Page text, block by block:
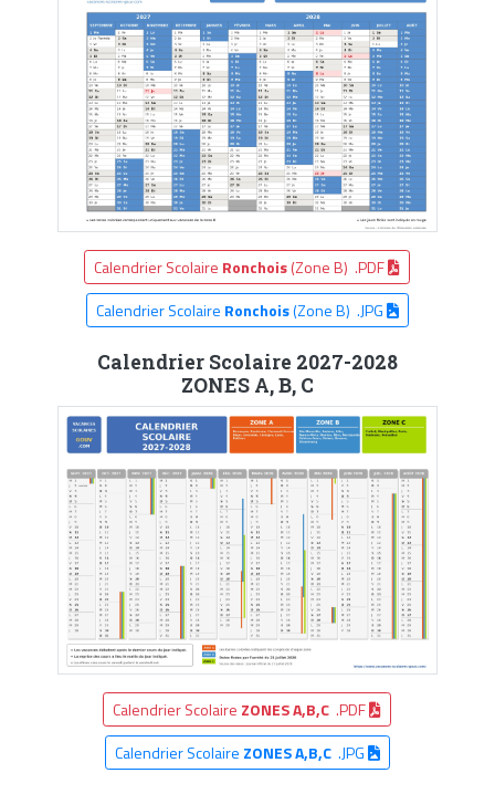
Calendrier Scolaire Ronchois(Zone B) .PDF
Calendrier Scolaire Ronchois(Zone B) .JPG
Calendrier Scolaire 2027-2028
ZONES A, B, C
Calendrier Scolaire ZONES A,B,C .PDF
Calendrier Scolaire ZONES A,B,C.JPG